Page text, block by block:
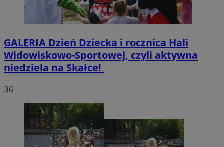
GALERIA Dzień Dziecka i rocznica Hali
Widowiskowo-Sportowej, czyli aktywna
niedziela na Skałce!
36